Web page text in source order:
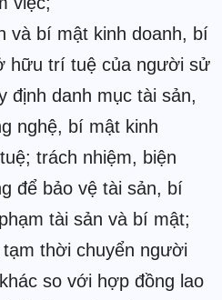
và bí mật kinh doanh, bí
hữu trí tuệ của người sử
định danh mục tài sản,
nghệ, bí mật kinh
trách nhiệm, biện
để bảo vệ tài sản, bí
tài sản và bí mật;
thời chuyển người
so với hợp đồng lao